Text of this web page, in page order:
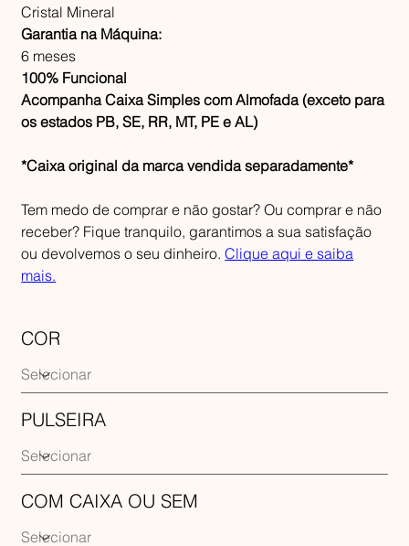
Cristal Mineral
Garantia na Máquina:
6 meses
100% Funcional
Acompanha Caixa Simples com Almofada (exceto para
os estados PB, SE, RR, MT, PE e AL)
*Caixa original da marca vendida separadamente*
Tem medo de comprar e não gostar? Ou comprar e não
receber? Fique tranquilo, garantimos a sua satisfação
ou devolvemos o seu dinheiro.Clique aqui e saiba
mais.
COR
PULSEIRA
COM CAIXA OU SEM